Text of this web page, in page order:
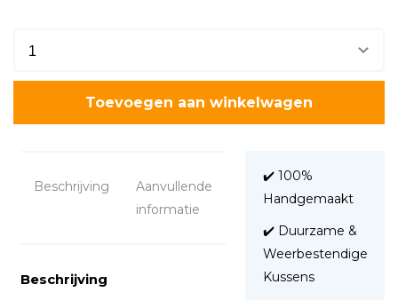
Toevoegen aan winkelwagen
Beschrijving
Aanvullende
informatie
Beschrijving
✔️ 100%
Handgemaakt
✔️ Duurzame &
Weerbestendige
Kussens